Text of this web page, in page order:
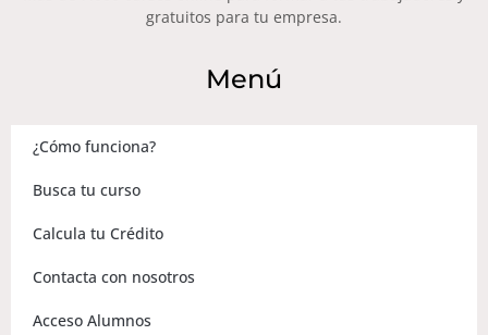
gratuitos para tu empresa.
Menú
¿Cómo funciona?
Busca tu curso
Calcula tu Crédito
Contacta con nosotros
Acceso Alumnos